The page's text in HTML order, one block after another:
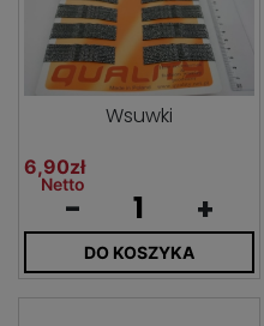
Wsuwki
6,90zł
Netto
- +
DO KOSZYKA